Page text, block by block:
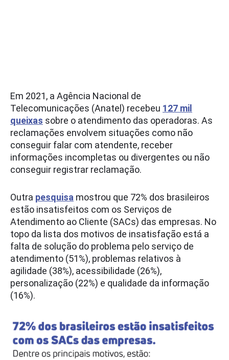
Em 2021, a Agência Nacional de
Telecomunicações (Anatel) recebeu 127 mil
queixas sobre o atendimento das operadoras. As
reclamações envolvem situações como não
conseguir falar com atendente, receber
informações incompletas ou divergentes ou não
conseguir registrar reclamação.
Outra pesquisa mostrou que 72% dos brasileiros
estão insatisfeitos com os Serviços de
Atendimento ao Cliente (SACs) das empresas. No
topo da lista dos motivos de insatisfação está a
falta de solução do problema pelo serviço de
atendimento (51%), problemas relativos à
agilidade (38%), acessibilidade (26%),
personalização (22%) e qualidade da informação
(16%).